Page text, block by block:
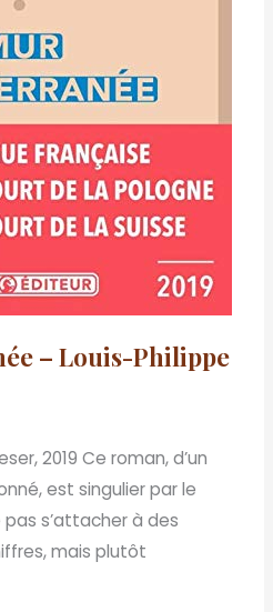
– Louis-Philippe
2019 Ce roman, d’un
est singulier par le
s’attacher à des
mais plutôt